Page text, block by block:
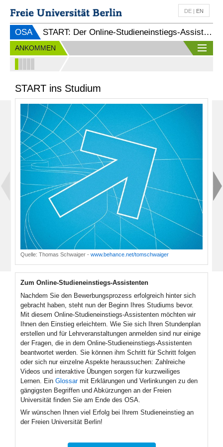
DE | EN
OSA START: Der Online-Studieneinstiegs-Assistent
ANKOMMEN
START ins Studium
Quelle: Thomas Schwaiger - www.behance.net/tomschwaiger
Zum Online-Studieneinstiegs-Assistenten
Nachdem Sie den Bewerbungsprozess erfolgreich hinter sich
gebracht haben, steht nun der Beginn Ihres Studiums bevor.
Mit diesem Online-Studieneinstiegs-Assistenten möchten wir
Ihnen den Einstieg erleichtern. Wie Sie sich Ihren Stundenplan
erstellen und für Lehrveranstaltungen anmelden sind nur einige
der Fragen, die in dem Online-Studieneinstiegs-Assistenten
beantwortet werden. Sie können ihm Schritt für Schritt folgen
oder sich nur einzelne Aspekte heraussuchen: Zahlreiche
Videos und interaktive Übungen sorgen für kurzweiliges
Lernen. Ein Glossarmit Erklärungen und Verlinkungen zu den
gängigsten Begriffen und Abkürzungen an der Freien
Universität finden Sie am Ende des OSA.
Wir wünschen Ihnen viel Erfolg bei Ihrem Studieneinstieg an
der Freien Universität Berlin!